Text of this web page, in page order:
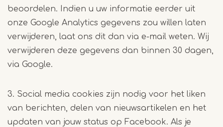
beoordelen. Indien u uw informatie eerder uit
onze Google Analytics gegevens zou willen laten
verwijderen, laat ons dit dan via e-mail weten. Wij
verwijderen deze gegevens dan binnen 30 dagen,
via Google.
3. Social media cookies zijn nodig voor het liken
van berichten, delen van nieuwsartikelen en het
updaten van jouw status op Facebook. Als je